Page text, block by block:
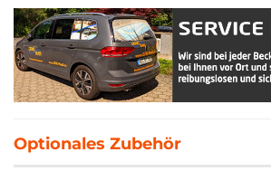
Optionales Zubehör